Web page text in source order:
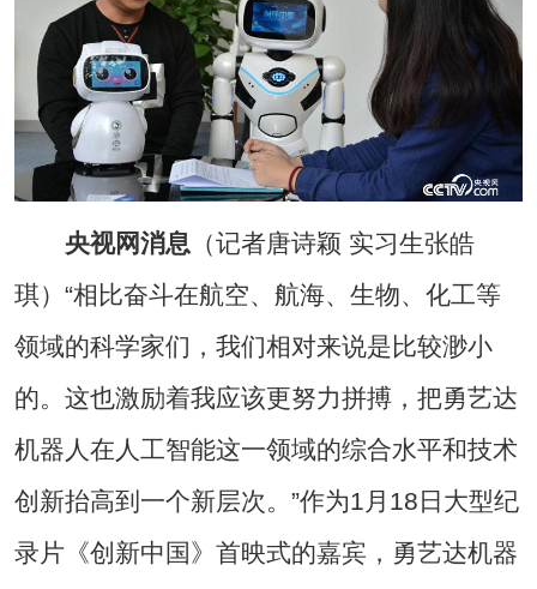
央视网消息 （记者唐诗颖 实习生张皓
琪）“相比奋斗在航空、航海、生物、化工等
领域的科学家们，我们相对来说是比较渺小
的。这也激励着我应该更努力拼搏，把勇艺达
机器人在人工智能这一领域的综合水平和技术
创新抬高到一个新层次。”作为1月18日大型纪
录片《创新中国》首映式的嘉宾，勇艺达机器